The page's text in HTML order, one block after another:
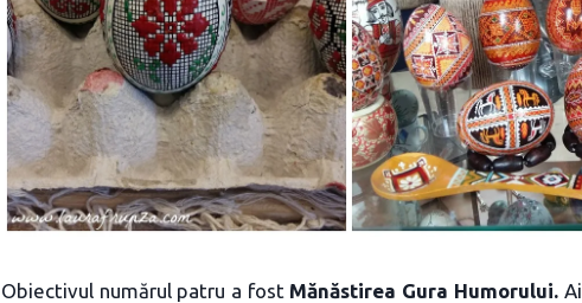
Obiectivul numărul patru a fost Mănăstirea Gura Humorului.